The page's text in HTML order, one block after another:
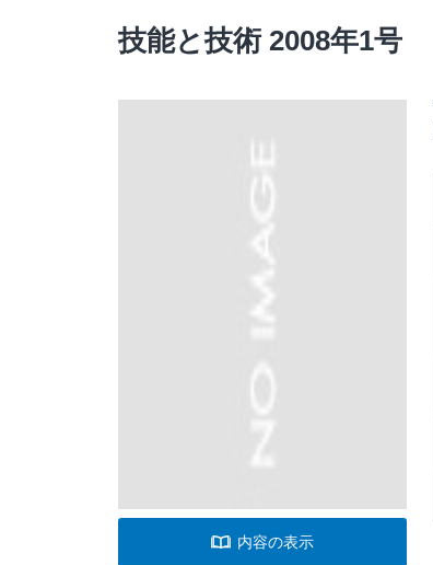
技能と技術 2008年1号
内容の表示